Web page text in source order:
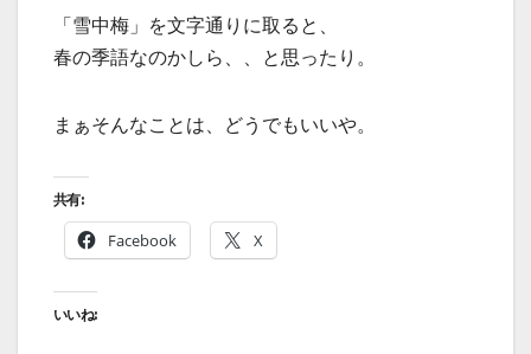
「雪中梅」を文字通りに取ると、
春の季語なのかしら、、と思ったり。
まぁそんなことは、どうでもいいや。
共有:
Facebook X
いいね: